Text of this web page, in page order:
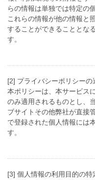
らの情報は単独では特定の
これらの情報が他の情報と
することができることとな
す。
[2] プライバシーポリシーの
本ポリシーは、本サービス
のみ適用されるものとし、
ブサイトその他弊社が直接
で登録された個人情報には
す。
[3] 個人情報の利用目的の特